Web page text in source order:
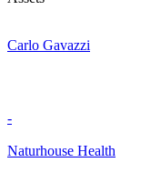
Carlo Gavazzi
-
Naturhouse Health